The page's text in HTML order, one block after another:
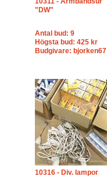
"DW"
Antal bud: 9
Högsta bud: 425 kr
Budgivare: bjorken67
10316 - Div. lampor